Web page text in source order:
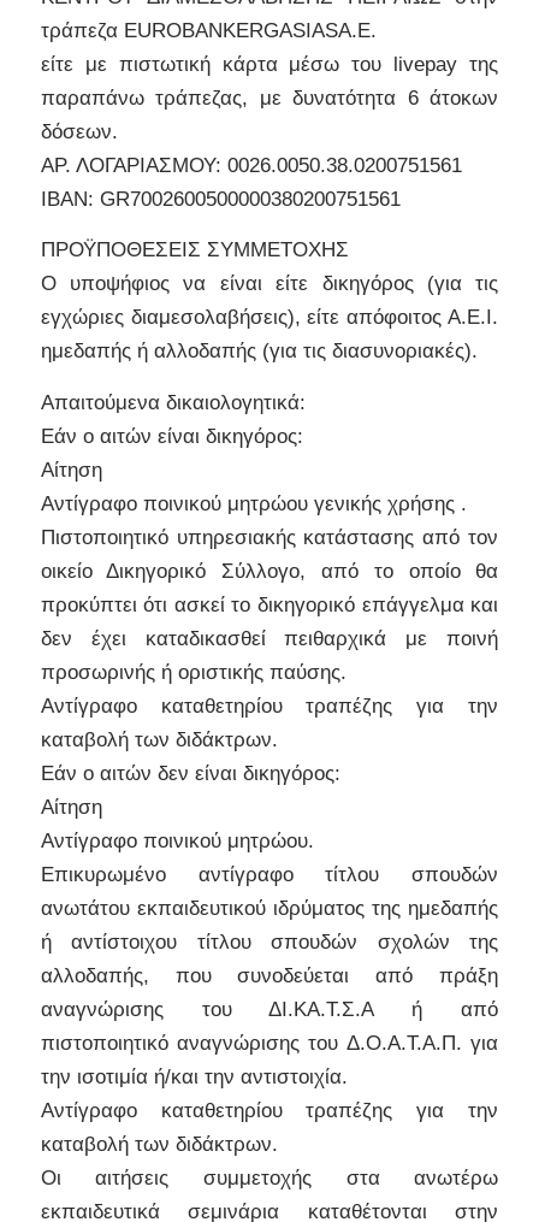
τράπεζα EUROBANKERGASIASA.E.
είτε με πιστωτική κάρτα μέσω του livepay της
παραπάνω τράπεζας, με δυνατότητα 6 άτοκων
δόσεων.
AΡ. ΛΟΓΑΡΙΑΣΜΟΥ: 0026.0050.38.0200751561
IBAN: GR7002600500000380200751561
ΠΡΟΫΠΟΘΕΣΕΙΣ ΣΥΜΜΕΤΟΧΗΣ
Ο υποψήφιος να είναι είτε δικηγόρος (για τις
εγχώριες διαμεσολαβήσεις), είτε απόφοιτος Α.Ε.Ι.
ημεδαπής ή αλλοδαπής (για τις διασυνοριακές).
Απαιτούμενα δικαιολογητικά:
Εάν ο αιτών είναι δικηγόρος:
Αίτηση
Αντίγραφο ποινικού μητρώου γενικής χρήσης .
Πιστοποιητικό υπηρεσιακής κατάστασης από τον
οικείο Δικηγορικό Σύλλογο, από το οποίο θα
προκύπτει ότι ασκεί το δικηγορικό επάγγελμα και
δεν έχει καταδικασθεί πειθαρχικά με ποινή
προσωρινής ή οριστικής παύσης.
Αντίγραφο καταθετηρίου τραπέζης για την
καταβολή των διδάκτρων.
Εάν ο αιτών δεν είναι δικηγόρος:
Αίτηση
Αντίγραφο ποινικού μητρώου.
Επικυρωμένο αντίγραφο τίτλου σπουδών
ανωτάτου εκπαιδευτικού ιδρύματος της ημεδαπής
ή αντίστοιχου τίτλου σπουδών σχολών της
αλλοδαπής, που συνοδεύεται από πράξη
αναγνώρισης του ΔΙ.ΚΑ.Τ.Σ.Α ή από
πιστοποιητικό αναγνώρισης του Δ.Ο.Α.Τ.Α.Π. για
την ισοτιμία ή/και την αντιστοιχία.
Αντίγραφο καταθετηρίου τραπέζης για την
καταβολή των διδάκτρων.
Οι αιτήσεις συμμετοχής στα ανωτέρω
εκπαιδευτικά σεμινάρια καταθέτονται στην